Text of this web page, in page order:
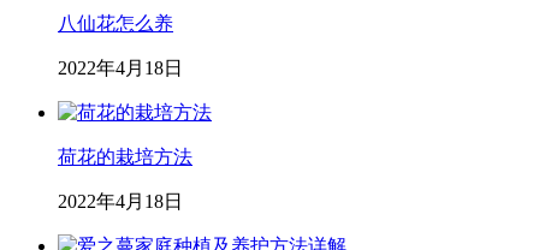
八仙花怎么养
2022年4月18日
荷花的栽培方法
2022年4月18日